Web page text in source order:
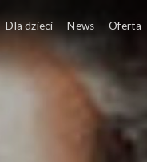
Dla dzieci News Oferta